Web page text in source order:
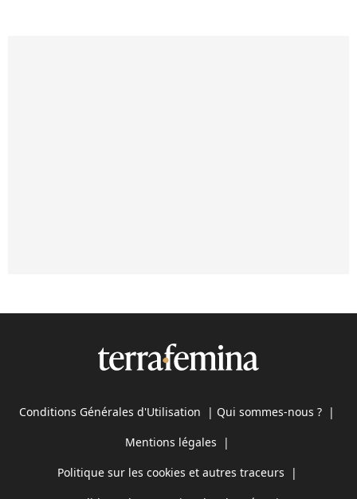
Conditions Générales d'Utilisation | Qui sommes-nous ? |
Mentions légales |
Politique sur les cookies et autres traceurs |